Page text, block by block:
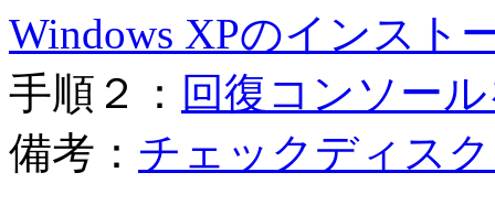
Windows XPのインスト
手順２： 回復コンソー
備考： チェックディス